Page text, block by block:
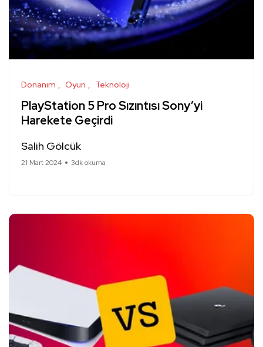
Donanım Oyun Teknoloji
PlayStation 5 Pro Sızıntısı Sony’yi
Harekete Geçirdi
Salih Gölcük
21 Mart 2024 3dk okuma